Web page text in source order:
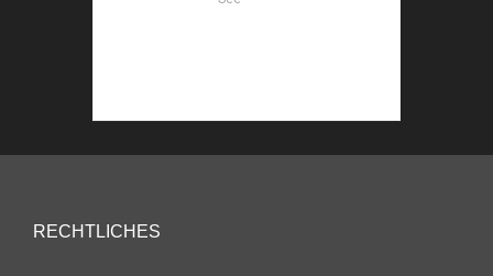
RECHTLICHES